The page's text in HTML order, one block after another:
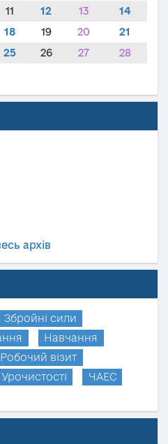
11 12 13
14
18 19 20
21
25 26 27
28
архів
Збройні сили
Навчання
Робочий візит
Урочистості
ЧАЕС